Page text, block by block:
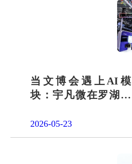
当文博会遇上AI模
块：宇凡微在罗湖展
答卷
2026-05-23